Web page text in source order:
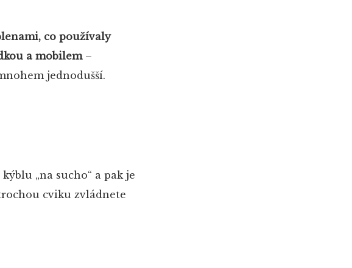
co používaly
a mobilem–
jednodušší.
„na sucho“ a pak je
cviku zvládnete